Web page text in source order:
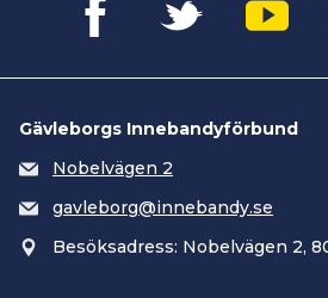
Gävleborgs Innebandyförbund
Nobelvägen 2
gavleborg@innebandy.se
Besöksadress: Nobelvägen 2,